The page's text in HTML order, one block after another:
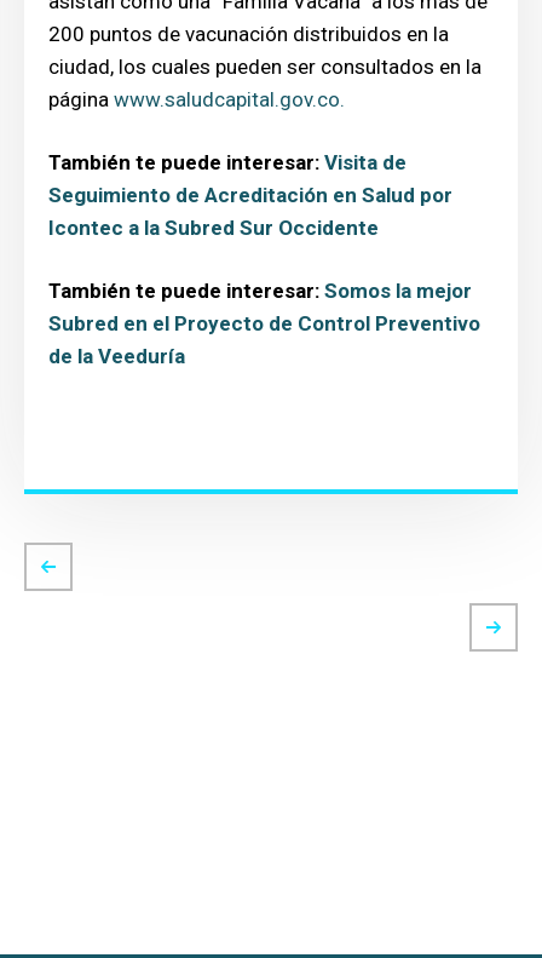
200 puntos de vacunación distribuidos en la
ciudad, los cuales pueden ser consultados en la
página www.saludcapital.gov.co.
También te puede interesar: Visita de
Seguimiento de Acreditación en Salud por
Icontec a la Subred Sur Occidente
También te puede interesar: Somos la mejor
Subred en el Proyecto de Control Preventivo
de la Veeduría